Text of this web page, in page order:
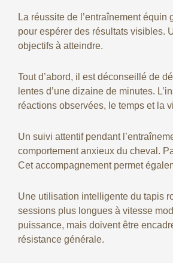
La réussite de l’entraînement
pour espérer des résultats visibles.
objectifs à atteindre.
Tout d’abord, il est déconseillé de
lentes d’une dizaine de minutes.
réactions observées, le temps et la
Un suivi attentif pendant
comportement anxieux du cheval.
Cet accompagnement permet
Une utilisation intelligente du tapis
sessions plus longues à vitesse
puissance, mais doivent être
résistance générale.